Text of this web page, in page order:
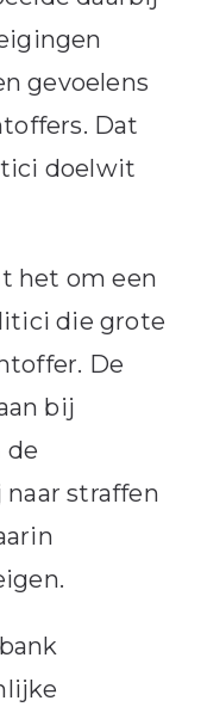
gevoelens
Dat
doelwit
het om een
die grote
De
bij
de
naar straffen